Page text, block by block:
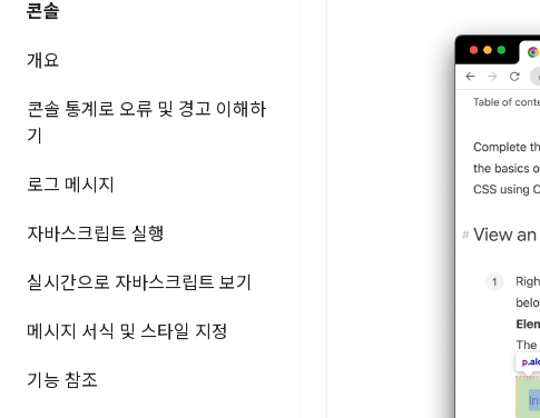
콘솔
개요
콘솔 통계로 오류 및 경고 이해하
기
로그 메시지
자바스크립트 실행
실시간으로 자바스크립트 보기
메시지 서식 및 스타일 지정
기능 참조